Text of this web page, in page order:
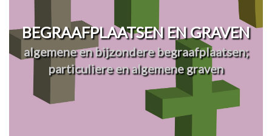
BEGRAAFPLAATSEN EN GRAVEN
algemene en bijzondere begraafplaatsen;
particuliere en algemene graven